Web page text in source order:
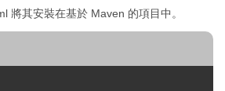
將其安裝在基於 Maven 的項目中。